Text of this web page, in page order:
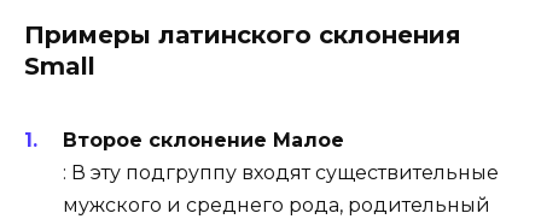
Примеры латинского склонения
Small
Второе склонение Малое
: В эту подгруппу входят существительные
мужского и среднего рода, родительный